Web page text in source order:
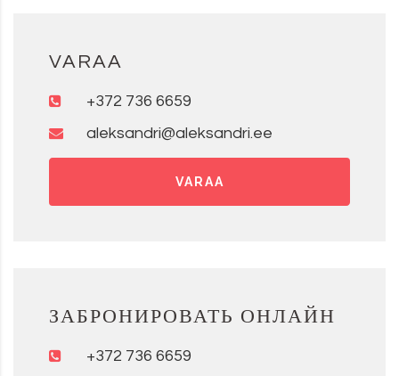
VARAA
+372 736 6659
aleksandri@aleksandri.ee
VARAA
ЗАБРОНИРОВАТЬ ОНЛАЙН
+372 736 6659